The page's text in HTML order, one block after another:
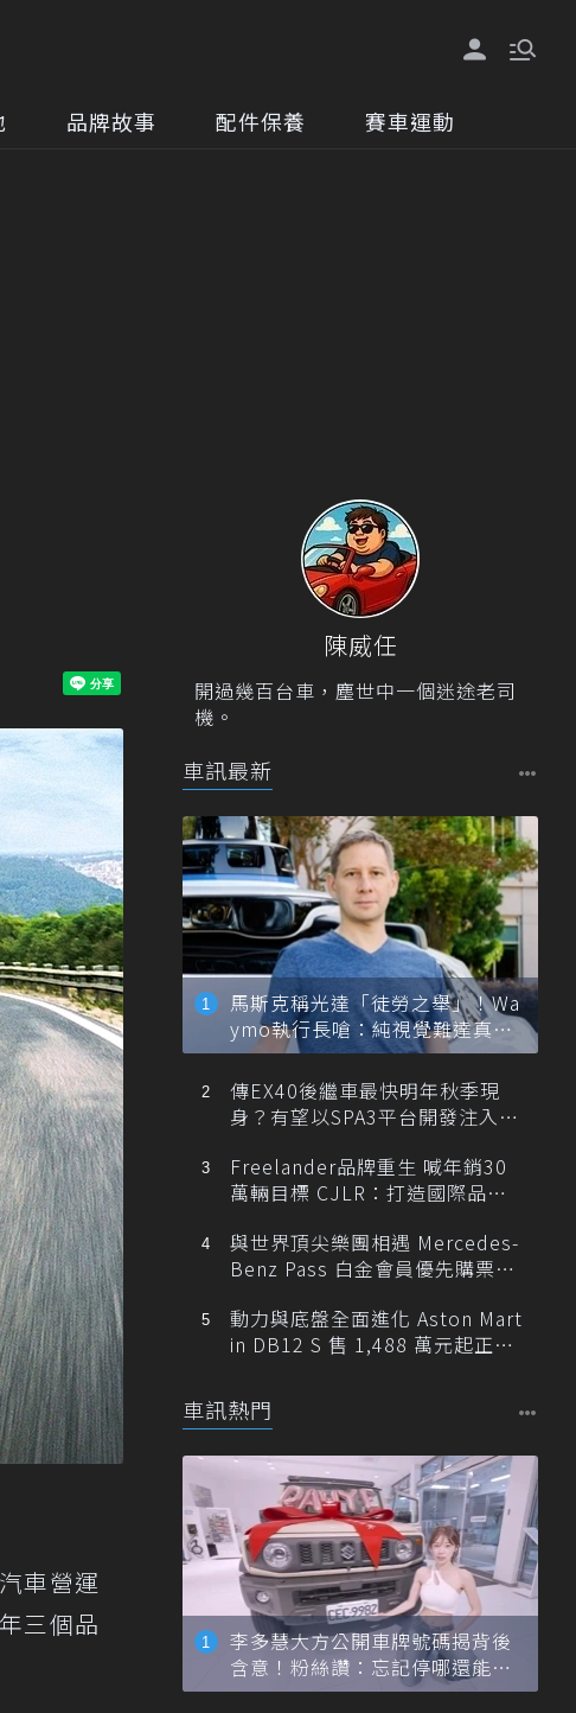
品牌故事 配件保養 賽車運動
車營運
三個品
陳威任
開過幾百台車，塵世中一個迷途老司
機。
車訊最新
馬斯克稱光達「徒勞之舉」！Wa
ymo執行長嗆：純視覺難達真正
自動駕駛
傳EX40後繼車最快明年秋季現
身？有望以SPA3平台開發注入80
Freelander品牌重生 喊年銷30
萬輛目標 CJLR：打造國際品牌
與世界頂尖樂團相遇 Mercedes-
Benz Pass 白金會員優先購票維
動力與底盤全面進化 Aston Mart
in DB12 S 售 1,488 萬元起正式
車訊熱門
李多慧大方公開車牌號碼揭背後
含意！粉絲讚：忘記停哪還能幫
忙找車